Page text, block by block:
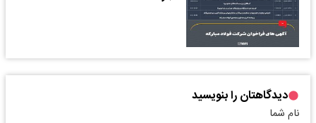
دیدگاهتان را بنویسید
نام شما